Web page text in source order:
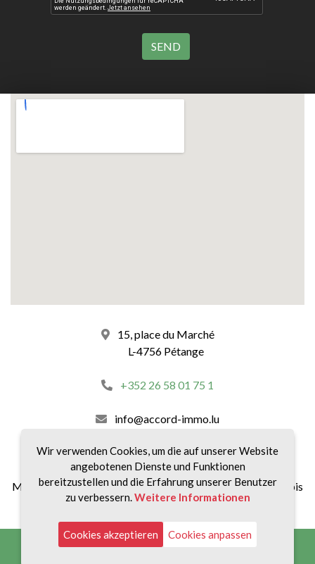
15, place du Marché
L-4756 Pétange
+352 26 58 01 75 1
info@accord-immo.lu
unsere Zeitpläne :
Montag bis Freitag von 8:30 bis 12:00 Uhr und von 14:00 bis
18:30 Uhr
| Datenschutz Gebühren
Wir verwenden Cookies, um die auf unserer Website
angebotenen Dienste und Funktionen
bereitzustellen und die Erfahrung unserer Benutzer
zu verbessern.Weitere Informationen
Cookies akzeptieren Cookies anpassen